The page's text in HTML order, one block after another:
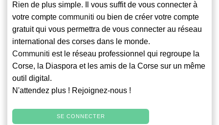
Rien de plus simple. Il vous suffit de vous connecter à
votre compte communiti ou bien de créer votre compte
gratuit qui vous permettra de vous connecter au réseau
international des corses dans le monde.
Communiti est le réseau professionnel qui regroupe la
Corse, la Diaspora et les amis de la Corse sur un même
outil digital.
N'attendez plus ! Rejoignez-nous !
SE CONNECTER